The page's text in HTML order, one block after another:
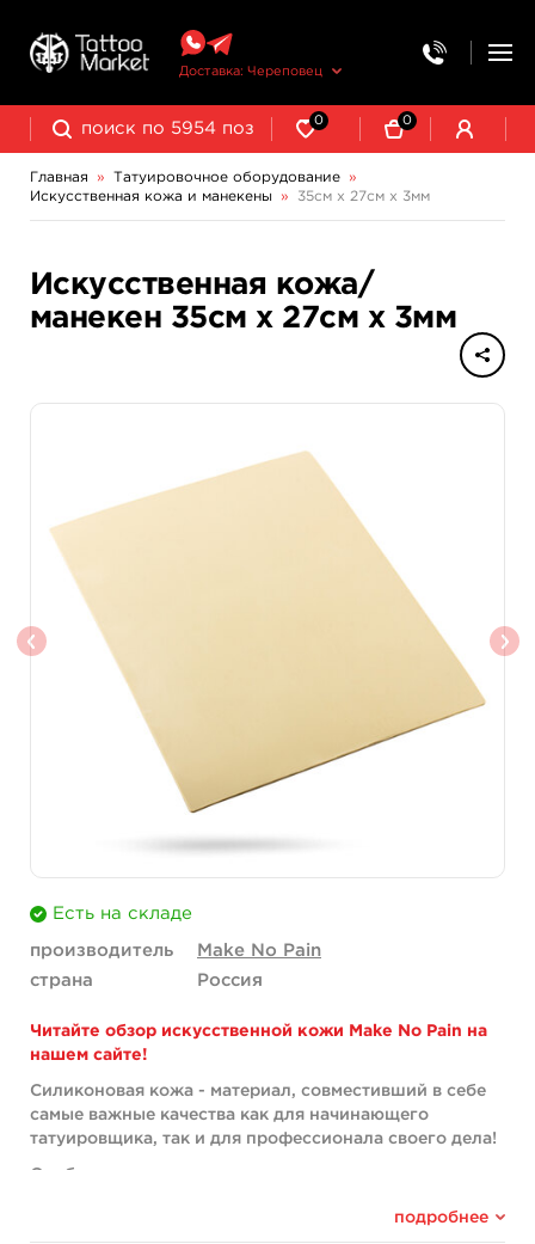
Доставка: Череповец
0 0
Главная » Татуировочное оборудование
»
Искусственная кожа и манекены
» 35см х 27см х 3мм
Искусственная кожа/
манекен 35см х 27см х 3мм
Есть на складе
производитель
Make No Pain
страна
Россия
Читайте обзор искусственной кожи Make No Pain на
нашем сайте!
Силиконовая кожа - материал, совместивший в себе
самые важные качества как для начинающего
татуировщика, так и для профессионала своего дела!
Особенности:
Сравнительно мягкий силикон, который даетподробнее